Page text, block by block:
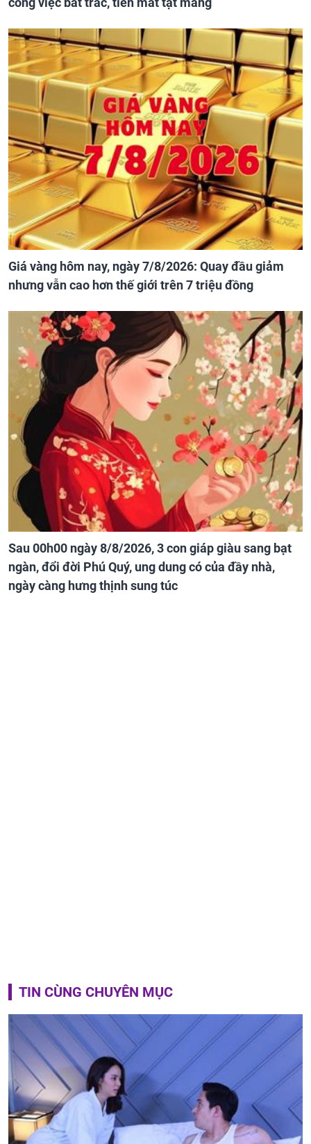
Giá vàng hôm nay, ngày 7/8/2026: Quay đầu giảm
nhưng vẫn cao hơn thế giới trên 7 triệu đồng
Sau 00h00 ngày 8/8/2026, 3 con giáp giàu sang bạt
ngàn, đổi đời Phú Quý, ung dung có của đầy nhà,
ngày càng hưng thịnh sung túc
TIN CÙNG CHUYÊN MỤC